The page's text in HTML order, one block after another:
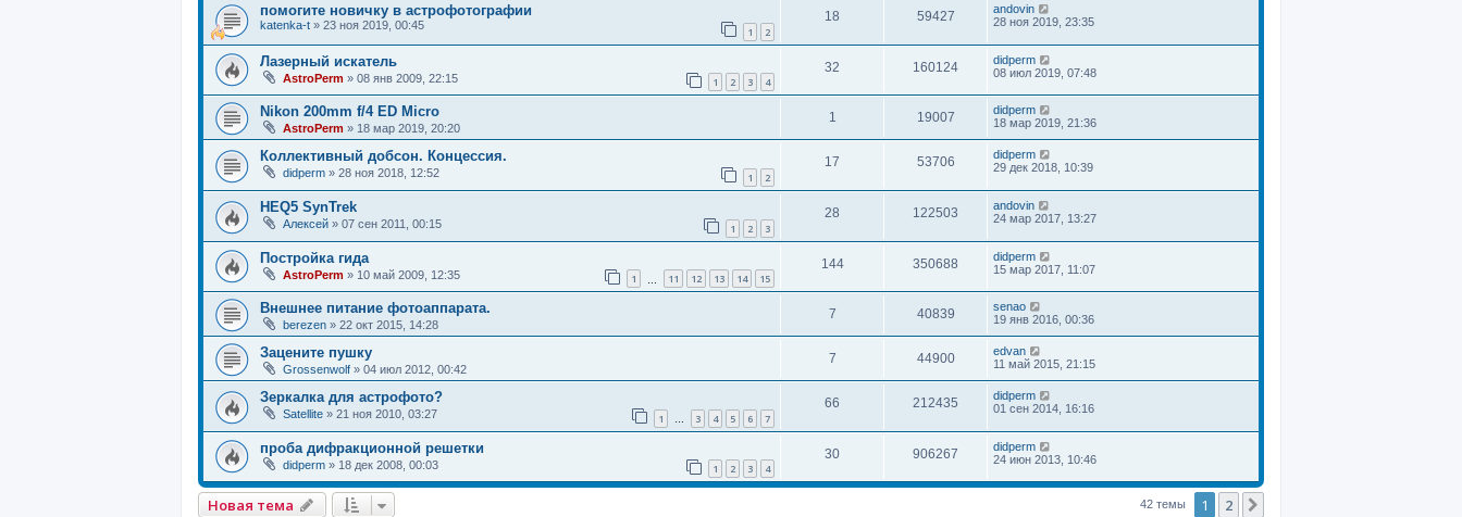
помогите новичку в астрофотографии
katenka-t » 23 ноя 2019, 00:45 1 2
18 59427
andovin
28 ноя 2019, 23:35
Лазерный искатель
AstroPerm » 08 янв 2009, 22:15 1 2 3 4
32 160124
didperm
08 июл 2019, 07:48
Nikon 200mm f/4 ED Micro
AstroPerm » 18 мар 2019, 20:20
1 19007
didperm
18 мар 2019, 21:36
Коллективный добсон. Концессия.
didperm » 28 ноя 2018, 12:52 1 2
17 53706
didperm
29 дек 2018, 10:39
HEQ5 SynTrek
Алексей » 07 сен 2011, 00:15 1 2 3
28 122503
andovin
24 мар 2017, 13:27
Постройка гида
AstroPerm » 10 май 2009, 12:35 1 11 12 13 14 15
144 350688
didperm
15 мар 2017, 11:07
Внешнее питание фотоаппарата.
berezen » 22 окт 2015, 14:28
7 40839
senao
19 янв 2016, 00:36
Зацените пушку
Grossenwolf » 04 июл 2012, 00:42
7 44900
edvan
11 май 2015, 21:15
Зеркалка для астрофото?
Satellite » 21 ноя 2010, 03:27 1 … 3 4 5 6 7
66 212435
didperm
01 сен 2014, 16:16
проба дифракционной решетки
didperm » 18 дек 2008, 00:03 1 2 3 4
30 906267
didperm
24 июн 2013, 10:46
Новая тема 42 темы 1 2